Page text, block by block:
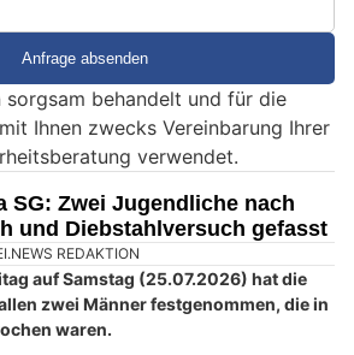
sorgsam behandelt und für die
Ihnen zwecks Vereinbarung Ihrer
verwendet.
SG: Zwei Jugendliche nach
und Diebstahlversuch gefasst